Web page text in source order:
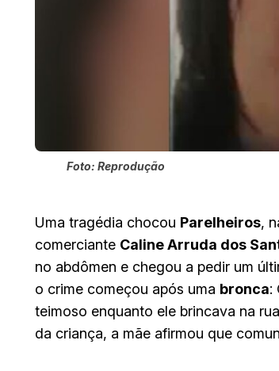
Foto: Reprodução
Uma tragédia chocou Parelheiros,
comerciante Caline Arruda dos
no abdômen e chegou a pedir um
o crime começou após uma bronca:
teimoso enquanto ele brincava na
da criança, a mãe afirmou que